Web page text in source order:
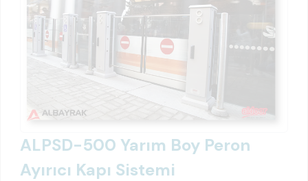
ALPSD-500 Yarım Boy Peron
Ayırıcı Kapı Sistemi